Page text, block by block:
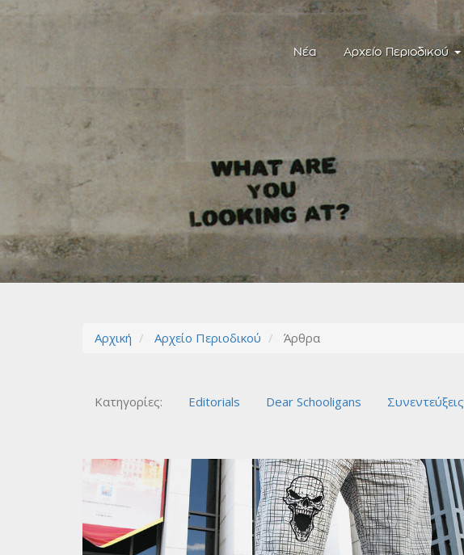
Νέα Αρχείο Περιοδικού
Αρχική Αρχείο Περιοδικού Άρθρα
Κατηγορίες: Editorials Dear Schooligans Συνεντεύξεις